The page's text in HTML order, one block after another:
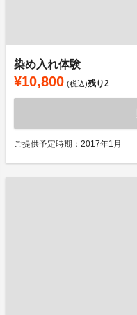
染め入れ体験
¥10,800 (税込)残り2
ご提供予定時期：2017年1月